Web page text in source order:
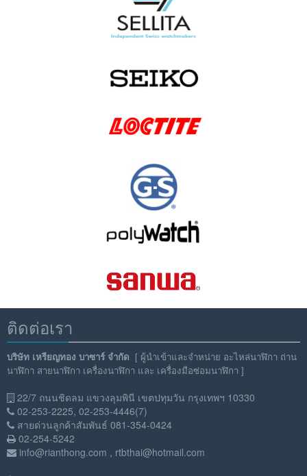
ติดต่อเรา
บริษัท เหรียญทอง บาซาร์ จำกัด [ ผู้นำเข้าและจำหน่าย อะไหล่นาฬิกา ถ่าน
นาฬิกา สายนาฬิกา เครื่องนาฬิกา และ เครื่องมือซ่อมนาฬิกา ]
22/7 ถนนชิดลม แขวงลุมพินี เขตปทุมวัน กรุงเทพฯ 10330
02-253-2225, 02-253-4446(7)
สายด่วนลูกค้าสัมพันธ์ 081-354-0424
02-254-5242
info@rianthong.com , rtbthai@hotmail.com